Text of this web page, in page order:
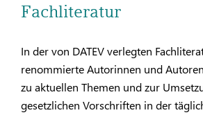
Fachliteratur
In der von DATEV verlegten
renommierte Autorinnen und
zu aktuellen Themen und zur
gesetzlichen Vorschriften in der